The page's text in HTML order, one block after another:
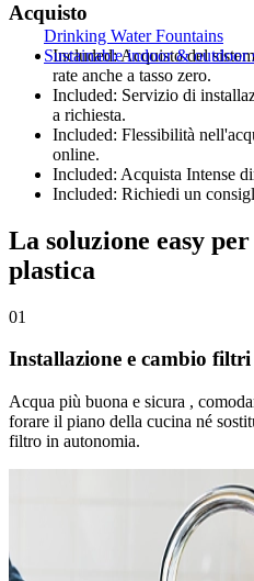
Drinking Water Fountains
Sustainable indoor & outdoor
Acquisto
Included:Acquisto del
rate anche a tasso zero.
Included: Servizio di
a richiesta.
Included: Flessibilità
online.
Included: Acquista Intense
Included: Richiedi un
La soluzione easy
plastica
01
Installazione e cambio filtri
Acqua più buona e sicura ,
forare il piano della cucina né
filtro in autonomia.